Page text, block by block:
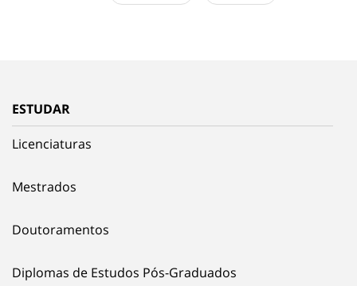
ESTUDAR
Licenciaturas
Mestrados
Doutoramentos
Diplomas de Estudos Pós-Graduados